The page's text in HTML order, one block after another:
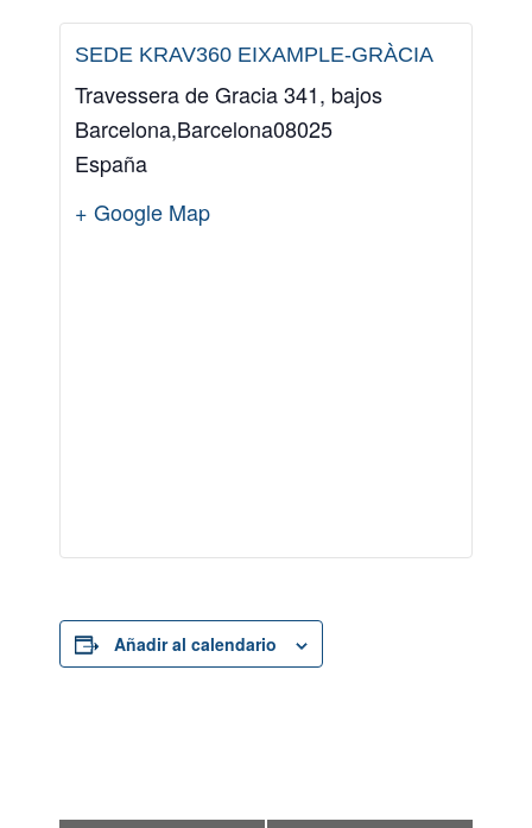
SEDE KRAV360 EIXAMPLE-GRÀCIA
Travessera de Gracia 341, bajos
Barcelona,Barcelona08025
España
+ Google Map
Añadir al calendario